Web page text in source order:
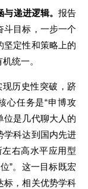
递进逻辑。 报告
斗目标，一步一个
坚定性和策略上的
统一。
现历史性突破，跻
心任务是“申博攻
位是几代聊大人的
学科达到国内先进
左右高水平应用型
”。这一目标既宏
标，相关优势学科